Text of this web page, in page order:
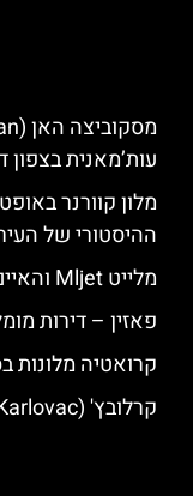
עות’מאנית בצפון
ההיסטורי של
מלייט Mljet והאיים הסמוכים – מלונות מומלצים
פאזין – דירות
קרואטיה מלונות
קרלובץ' (Karlovac) מלונות מומלצים